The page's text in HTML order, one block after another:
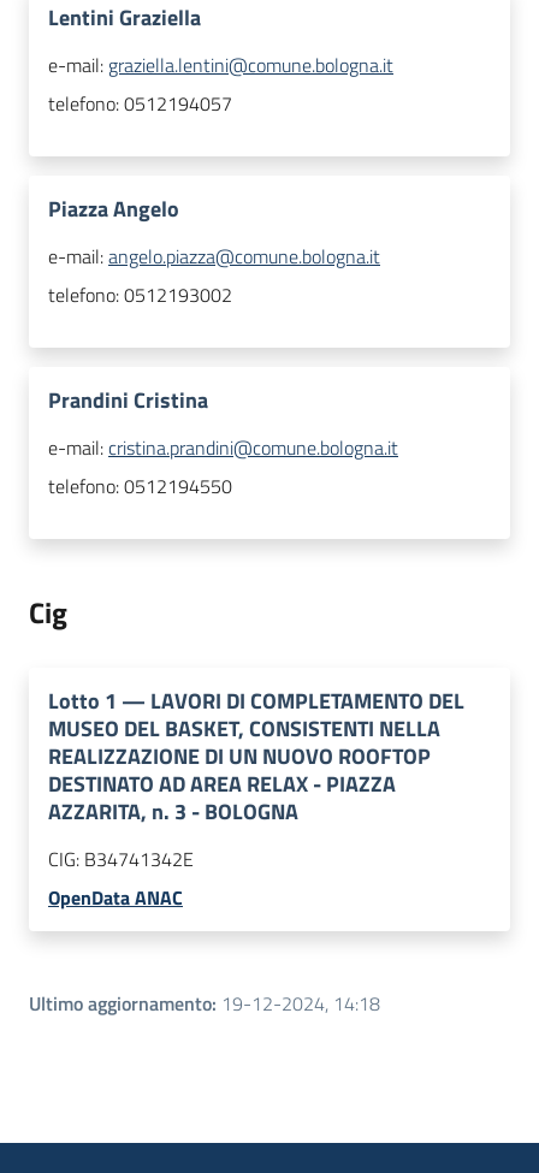
Lentini Graziella
e-mail: graziella.lentini@comune.bologna.it
telefono:0512194057
Piazza Angelo
e-mail:angelo.piazza@comune.bologna.it
telefono:0512193002
Prandini Cristina
e-mail:cristina.prandini@comune.bologna.it
telefono:0512194550
Cig
Lotto 1 — LAVORI DI COMPLETAMENTO DEL
MUSEO DEL BASKET, CONSISTENTI NELLA
REALIZZAZIONE DI UN NUOVO ROOFTOP
DESTINATO AD AREA RELAX - PIAZZA
AZZARITA, n. 3 - BOLOGNA
CIG: B34741342E
OpenData ANAC
Ultimo aggiornamento: 19-12-2024, 14:18